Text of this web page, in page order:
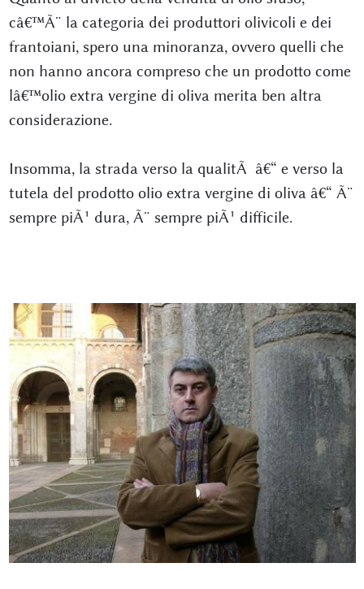
câ€™Ã¨ la categoria dei produttori olivicoli e dei
frantoiani, spero una minoranza, ovvero quelli che
non hanno ancora compreso che un prodotto come
lâ€™olio extra vergine di oliva merita ben altra
considerazione.
Insomma, la strada verso la qualitÃ â€“ e verso la
tutela del prodotto olio extra vergine di oliva â€“ Ã¨
sempre piÃ¹ dura, Ã¨ sempre piÃ¹ difficile.